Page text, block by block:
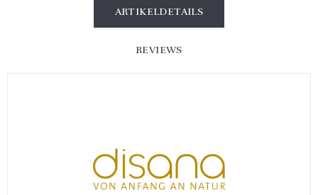
ARTIKELDETAILS
REVIEWS